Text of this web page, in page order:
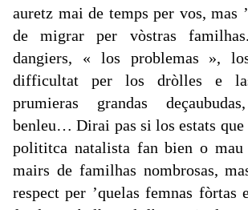
auretz mai de temps per vos, mas
de migrar per vòstras
dangiers, « los problemas »,
difficultat per los dròlles e
prumieras grandas
benleu… Dirai pas si los estats que
polititca natalista fan bien o mau
mairs de familhas nombrosas,
respect per ’quelas femnas fòrtas